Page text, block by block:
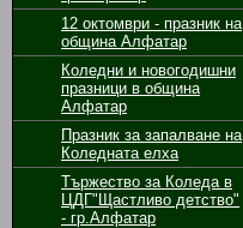
12 октомври - празник на
община Алфатар
Коледни и новогодишни
празници в община
Алфатар
Празник за запалване на
Коледната елха
Тържество за Коледа в
ЦДГ"Щастливо детство"
- гр.Алфатар